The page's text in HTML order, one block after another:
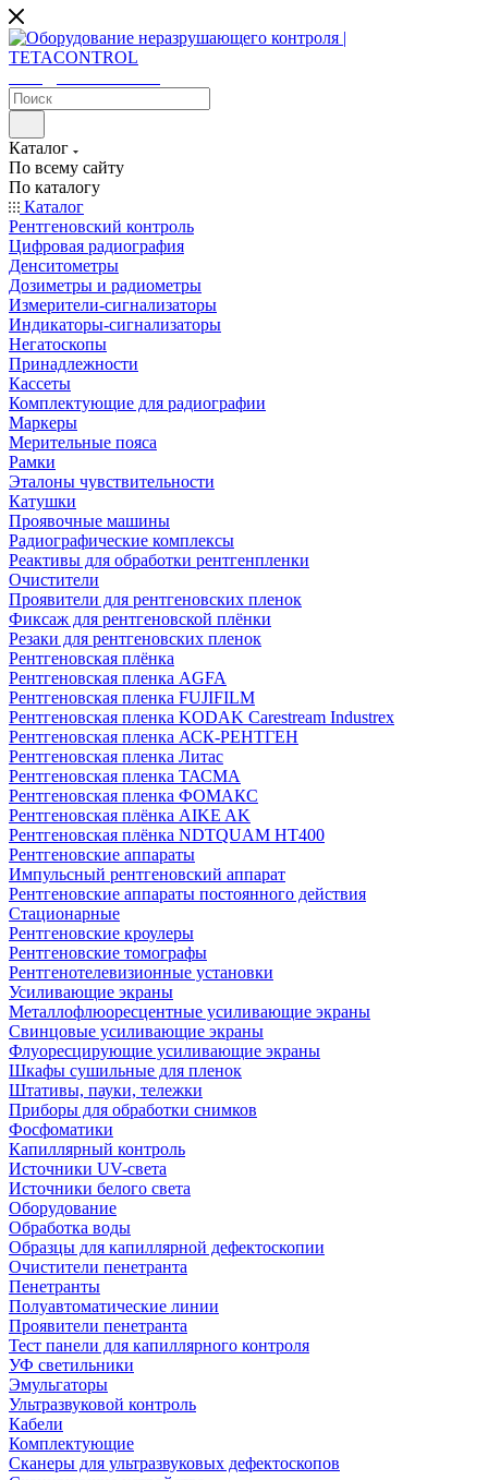
Каталог
По всему сайту
По каталогу
Каталог
Рентгеновский контроль
Цифровая радиография
Денситометры
Дозиметры и радиометры
Измерители-сигнализаторы
Индикаторы-сигнализаторы
Негатоскопы
Принадлежности
Кассеты
Комплектующие для радиографии
Маркеры
Мерительные пояса
Рамки
Эталоны чувствительности
Катушки
Проявочные машины
Радиографические комплексы
Реактивы для обработки рентгенпленки
Очистители
Проявители для рентгеновских пленок
Фиксаж для рентгеновской плёнки
Резаки для рентгеновских пленок
Рентгеновская плёнка
Рентгеновская пленка AGFA
Рентгеновская пленка FUJIFILM
Рентгеновская пленка KODAK Carestream Industrex
Рентгеновская пленка АСК-РЕНТГЕН
Рентгеновская пленка Литас
Рентгеновская пленка ТАСМА
Рентгеновская пленка ФОМАКС
Рентгеновская плёнка AIKE AK
Рентгеновская плёнка NDTQUAM HT400
Рентгеновские аппараты
Импульсный рентгеновский аппарат
Рентгеновские аппараты постоянного действия
Стационарные
Рентгеновские кроулеры
Рентгеновские томографы
Рентгенотелевизионные установки
Усиливающие экраны
Металлофлюоресцентные усиливающие экраны
Свинцовые усиливающие экраны
Флуоресцирующие усиливающие экраны
Шкафы сушильные для пленок
Штативы, пауки, тележки
Приборы для обработки снимков
Фосфоматики
Капиллярный контроль
Источники UV-света
Источники белого света
Оборудование
Обработка воды
Образцы для капиллярной дефектоскопии
Очистители пенетранта
Пенетранты
Полуавтоматические линии
Проявители пенетранта
Тест панели для капиллярного контроля
УФ светильники
Эмульгаторы
Ультразвуковой контроль
Кабели
Комплектующие
Сканеры для ультразвуковых дефектоскопов